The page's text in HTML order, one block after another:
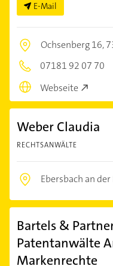
E-Mail
Ochsenberg 16,
07181 92 07 70
Webseite
Weber Claudia
RECHTSANWÄLTE
Ebersbach an der
Bartels &
Patentanwälte
Markenrechte